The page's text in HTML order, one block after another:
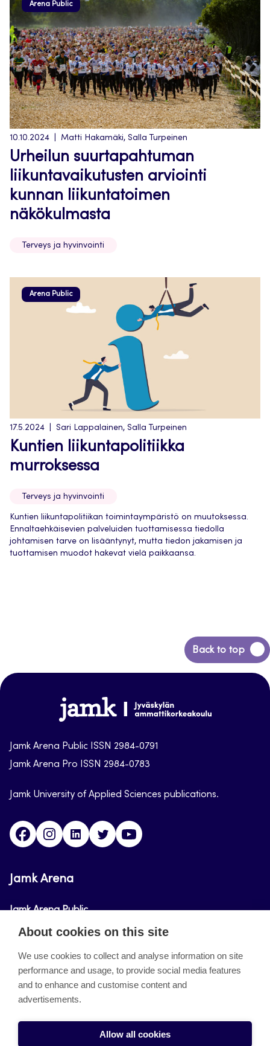
Arena Public
10.10.2024 Matti Hakamäki, Salla Turpeinen
Urheilun suurtapahtuman
liikuntavaikutusten arviointi
kunnan liikuntatoimen
näkökulmasta
Terveys ja hyvinvointi
Arena Public
17.5.2024 Sari Lappalainen, Salla Turpeinen
Kuntien liikuntapolitiikka
murroksessa
Terveys ja hyvinvointi
Kuntien liikuntapolitiikan toimintaympäristö on muutoksessa.
Ennaltaehkäisevien palveluiden tuottamisessa tiedolla
johtamisen tarve on lisääntynyt, mutta tiedon jakamisen ja
tuottamisen muodot hakevat vielä paikkaansa.
Back to top
Back
to
Jamk-
arena
Jamk Arena Public ISSN 2984-0791
Jamk Arena Pro ISSN 2984-0783
Jamk University of Applied Sciences publications.
FacebookInstagramLinkedinTwitter
Jamk Arena
Jamk Arena Public
Jamk Arena Pro
About the site
Accessibility Statement
About cookies on this site
We use cookies to collect and analyse information on site
performance and usage, to provide social media features
and to enhance and customise content and
advertisements.
Allow all cookies